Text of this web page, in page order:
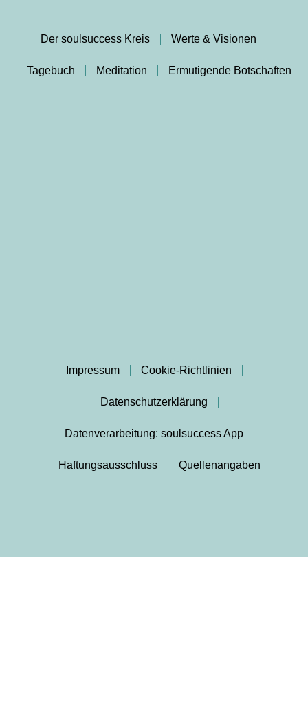
Der soulsuccess Kreis Werte & Visionen
Tagebuch Meditation Ermutigende Botschaften
Impressum Cookie-Richtlinien
Datenschutzerklärung
Datenverarbeitung: soulsuccess App
Haftungsausschluss Quellenangaben